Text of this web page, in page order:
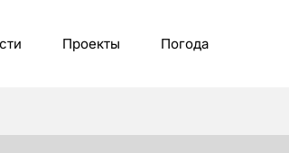
Проекты Погода